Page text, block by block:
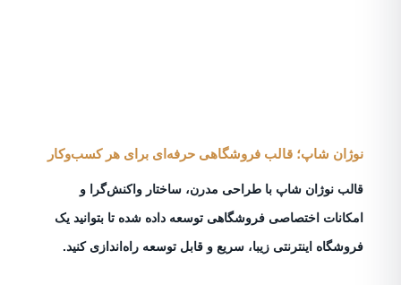
نوژان شاپ؛ قالب فروشگاهی حرفه‌ای برای هر کسب‌وکار
قالب نوژان شاپ با طراحی مدرن، ساختار واکنش‌گرا و
امکانات اختصاصی فروشگاهی توسعه داده شده تا بتوانید یک
فروشگاه اینترنتی زیبا، سریع و قابل توسعه راه‌اندازی کنید.